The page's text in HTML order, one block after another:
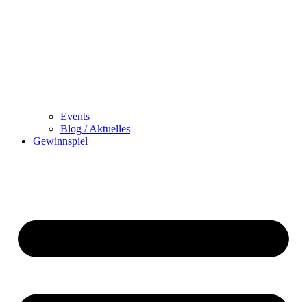
Events
Blog / Aktuelles
Gewinnspiel